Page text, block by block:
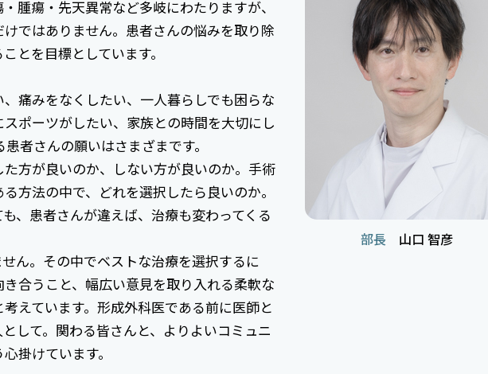
腫瘍・先天異常など多岐にわたりますが、
ではありません。患者さんの悩みを取り除
とを目標としています。
痛みをなくしたい、一人暮らしでも困らな
ポーツがしたい、家族との時間を大切にし
者さんの願いはさまざまです。
方が良いのか、しない方が良いのか。手術
方法の中で、どれを選択したら良いのか。
、患者さんが違えば、治療も変わってくる
ん。その中でベストな治療を選択するに
合うこと、幅広い意見を取り入れる柔軟な
えています。形成外科医である前に医師と
して。関わる皆さんと、よりよいコミュニ
掛けています。
部長 山口 智彦